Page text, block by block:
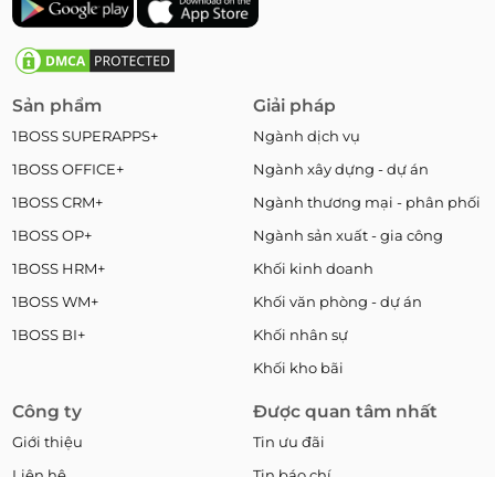
Sản phẩm
1BOSS SUPERAPPS+
1BOSS OFFICE+
1BOSS CRM+
1BOSS OP+
1BOSS HRM+
1BOSS WM+
1BOSS BI+
Giải pháp
Ngành dịch vụ
Ngành xây dựng - dự án
Ngành thương mại - phân phối
Ngành sản xuất - gia công
Khối kinh doanh
Khối văn phòng - dự án
Khối nhân sự
Khối kho bãi
Công ty
Giới thiệu
Được quan tâm nhất
Tin ưu đãi